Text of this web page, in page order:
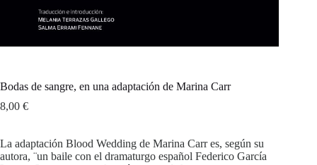
Bodas de sangre, en una adaptación de Marina Carr
8,00 €
La adaptación Blood Wedding de Marina Carr es, según su
autora, ¨un baile con el dramaturgo español Federico García